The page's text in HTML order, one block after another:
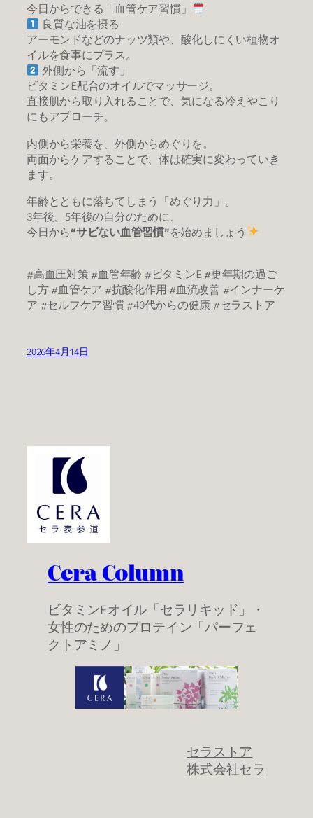
今日からできる「血管ケア習慣」
良質な油を摂る
アーモンドなどのナッツ類や、酸化しにくい植物オ
イルを食事にプラス。
外側から「流す」
ビタミンE配合のオイルでマッサージ。
直接肌から取り入れることで、気になる冷えやこり
にもアプローチ。
内側から栄養を、外側からめぐりを。
両面からケアすることで、体は確実に変わっていき
ます。
年齢とともに落ちてしまう「めぐり力」。
3年後、5年後の自分のために、
今日から“サビない血管習慣”を始めましょう
#高血圧対策 #血管年齢 #ビタミンE #更年期の過ご
し方 #血管ケア #抗酸化作用 #血流改善 #インナーケ
ア #セルフケア習慣 #40代からの健康 #セラストア
2026年4月14日
Cera Column
ビタミンEオイル「セラリキッド」・
女性のためのプロテイン「パーフェ
クトアミノ」
セラストア
株式会社セラ